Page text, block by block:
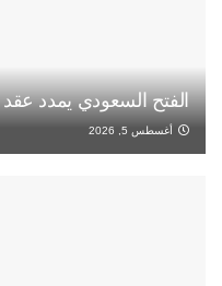
الفتح السعودي يمدد
أغسطس 5, 2026